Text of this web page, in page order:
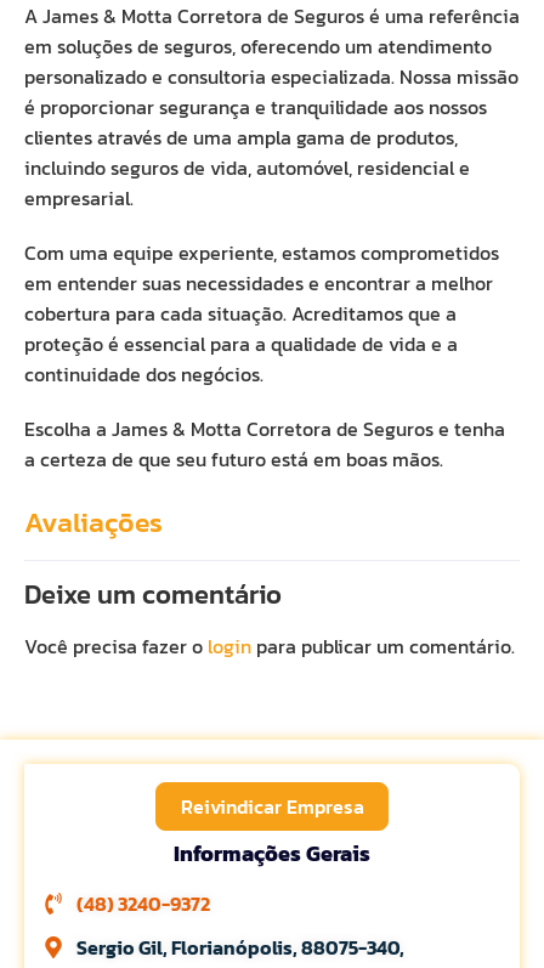
A James & Motta Corretora de Seguros é uma referência
em soluções de seguros, oferecendo um atendimento
personalizado e consultoria especializada. Nossa missão
é proporcionar segurança e tranquilidade aos nossos
clientes através de uma ampla gama de produtos,
incluindo seguros de vida, automóvel, residencial e
empresarial.
Com uma equipe experiente, estamos comprometidos
em entender suas necessidades e encontrar a melhor
cobertura para cada situação. Acreditamos que a
proteção é essencial para a qualidade de vida e a
continuidade dos negócios.
Escolha a James & Motta Corretora de Seguros e tenha
a certeza de que seu futuro está em boas mãos.
Avaliações
Deixe um comentário
Você precisa fazer o login para publicar um comentário.
Reivindicar Empresa
Informações Gerais
(48) 3240-9372
Sergio Gil, Florianópolis, 88075-340,